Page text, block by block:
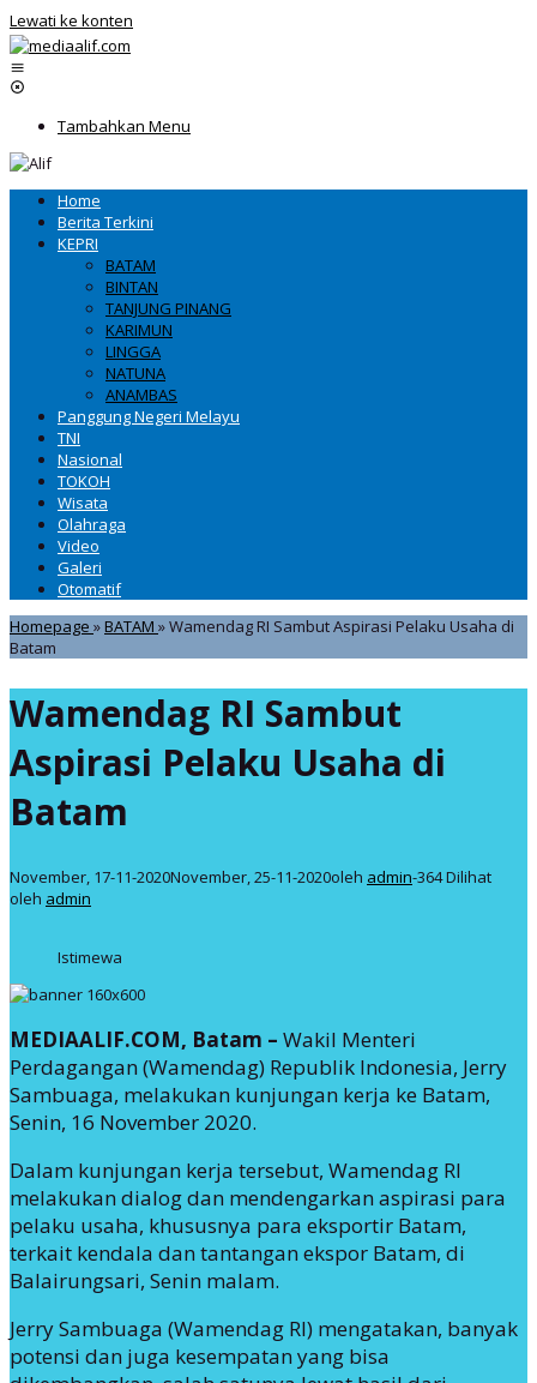
Lewati ke konten
Tambahkan Menu
Home
Berita Terkini
KEPRI
BATAM
BINTAN
TANJUNG PINANG
KARIMUN
LINGGA
NATUNA
ANAMBAS
Panggung Negeri Melayu
TNI
Nasional
TOKOH
Wisata
Olahraga
Video
Galeri
Otomatif
Homepage »BATAM »Wamendag RI Sambut Aspirasi Pelaku Usaha di
Batam
Wamendag RI Sambut
Aspirasi Pelaku Usaha di
Batam
November, 17-11-2020November, 25-11-2020oleh admin-364 Dilihat
oleh admin
Istimewa
MEDIAALIF.COM, Batam – Wakil Menteri
Perdagangan (Wamendag) Republik Indonesia, Jerry
Sambuaga, melakukan kunjungan kerja ke Batam,
Senin, 16 November 2020.
Dalam kunjungan kerja tersebut, Wamendag RI
melakukan dialog dan mendengarkan aspirasi para
pelaku usaha, khususnya para eksportir Batam,
terkait kendala dan tantangan ekspor Batam, di
Balairungsari, Senin malam.
Jerry Sambuaga (Wamendag RI) mengatakan, banyak
potensi dan juga kesempatan yang bisa